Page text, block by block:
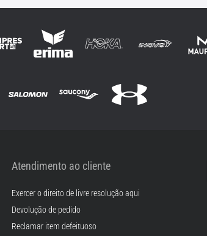
Atendimento ao cliente
Exercer o direito de livre resolução aqui
Devolução de pedido
Reclamar item defeituoso